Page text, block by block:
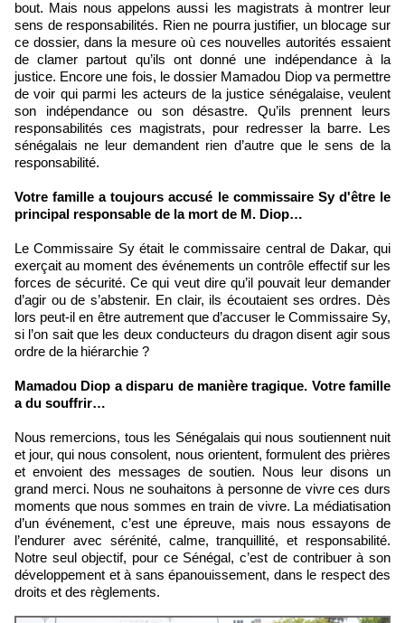
bout. Mais nous appelons aussi les magistrats à montrer leur
sens de responsabilités. Rien ne pourra justifier, un blocage sur
ce dossier, dans la mesure où ces nouvelles autorités essaient
de clamer partout qu’ils ont donné une indépendance à la
justice. Encore une fois, le dossier Mamadou Diop va permettre
de voir qui parmi les acteurs de la justice sénégalaise, veulent
son indépendance ou son désastre. Qu’ils prennent leurs
responsabilités ces magistrats, pour redresser la barre. Les
sénégalais ne leur demandent rien d’autre que le sens de la
responsabilité.
Votre famille a toujours accusé le commissaire Sy d'être le
principal responsable de la mort de M. Diop…
Le Commissaire Sy était le commissaire central de Dakar, qui
exerçait au moment des événements un contrôle effectif sur les
forces de sécurité. Ce qui veut dire qu’il pouvait leur demander
d’agir ou de s’abstenir. En clair, ils écoutaient ses ordres. Dès
lors peut-il en être autrement que d’accuser le Commissaire Sy,
si l’on sait que les deux conducteurs du dragon disent agir sous
ordre de la hiérarchie ?
Mamadou Diop a disparu de manière tragique. Votre famille
a du souffrir…
Nous remercions, tous les Sénégalais qui nous soutiennent nuit
et jour, qui nous consolent, nous orientent, formulent des prières
et envoient des messages de soutien. Nous leur disons un
grand merci. Nous ne souhaitons à personne de vivre ces durs
moments que nous sommes en train de vivre. La médiatisation
d’un événement, c’est une épreuve, mais nous essayons de
l’endurer avec sérénité, calme, tranquillité, et responsabilité.
Notre seul objectif, pour ce Sénégal, c’est de contribuer à son
développement et à sans épanouissement, dans le respect des
droits et des règlements.